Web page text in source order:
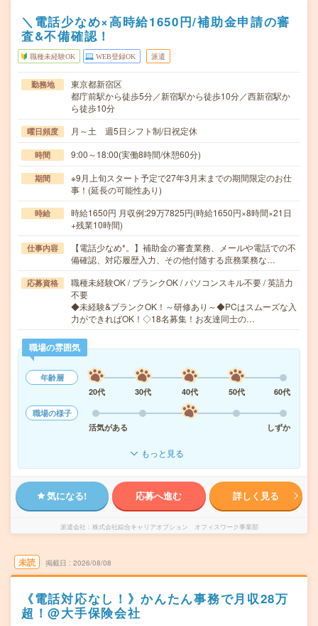
＼電話少なめ×高時給1650円/補助金申請の審
査&不備確認！
職種未経験OK WEB登録OK 派遣
勤務地
東京都新宿区
都庁前駅から徒歩5分／新宿駅から徒歩10分／西新宿駅か
ら徒歩10分
曜日頻度 月～土 週5日シフト制/日祝定休
時間 9:00～18:00(実働8時間/休憩60分)
期間
※9月上旬スタート予定で27年3月末までの期間限定のお仕
事！(延長の可能性あり)
時給
時給1650円 月収例:29万7825円(時給1650円×8時間×21日
+残業10時間)
仕事内容
【電話少なめ*。】補助金の審査業務、メールや電話での不
備確認、対応履歴入力、その他付随する庶務業務な…
応募資格
職種未経験OK / ブランクOK / パソコンスキル不要 / 英語力
不要
◆未経験&ブランクOK！～研修あり～◆PCはスムーズな入
力ができればOK！◇18名募集！お友達同士の…
職場の雰囲気
年齢層
20代
30代 40代 50代
60代
職場の様子
活気がある
しずか
もっと見る
気になる! 応募へ進む 詳しく見る
派遣会社 株式会社綜合キャリアオプション オフィスワーク事業部
未読 掲載日 2026/08/08
《電話対応なし！》かんたん事務で月収28万
超！@大手保険会社